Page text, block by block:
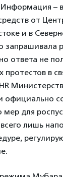
–
от
и в
запрашивала
ответа не
в
официально
для
лишь